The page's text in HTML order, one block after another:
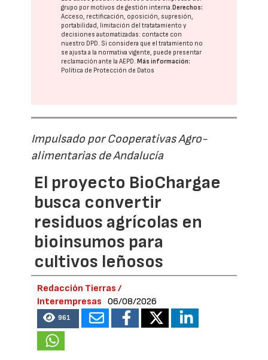
grupo por motivos de gestión interna.Derechos:
Acceso, rectificación, oposición, supresión,
portabilidad, limitación del tratatamiento y
decisiones automatizadas: contacte con
nuestro DPD. Si considera que el tratamiento no
se ajusta a la normativa vigente, puede presentar
reclamación ante laAEPD.Más información:
Política de Protección de Datos
Impulsado por Cooperativas Agro-
alimentarias de Andalucía
El proyecto BioChargae
busca convertir
residuos agrícolas en
bioinsumos para
cultivos leñosos
Redacción Tierras /
Interempresas
06/08/2026
961